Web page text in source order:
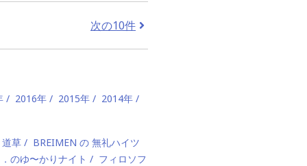
次の10件
2016年 2015年 2014年
草
BREIMEN の 無礼ハイツ
のゆ〜かりナイト
フィロソフ